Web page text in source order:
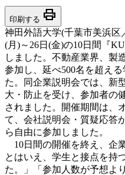
印刷する print
神田外語大学(千葉市美浜区
(月)～26日(金)の10日間『
しました。不動産業界、製
参加し、延べ500名を超え
た。同企業説明会では、新
大・防止を受け、参加者の
されました。開催期間は、
て、会社説明会・質疑応答
ら自由に参加しました。
10日間の開催を終え、企
とはいえ、学生と接点を持
た。」「参加人数が予想よ